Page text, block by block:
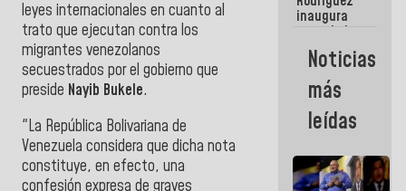
leyes internacionales en cuanto al
trato que ejecutan contra los
migrantes venezolanos
secuestrados por el gobierno que
preside Nayib Bukele.
"La República Bolivariana de
Venezuela considera que dicha nota
constituye, en efecto, una
confesión expresa de graves
inaugura
casa de los
Abuelos
Primavera
en Caracas
Noticias
más
leídas